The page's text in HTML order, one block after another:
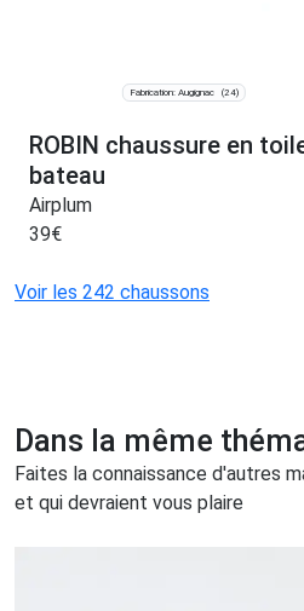
Fabrication: Augignac (24)
ROBIN chaussure en
bateau
Airplum
39€
Voir les 242 chaussons
Dans la même
Faites la connaissance d'autres
et qui devraient vous plaire